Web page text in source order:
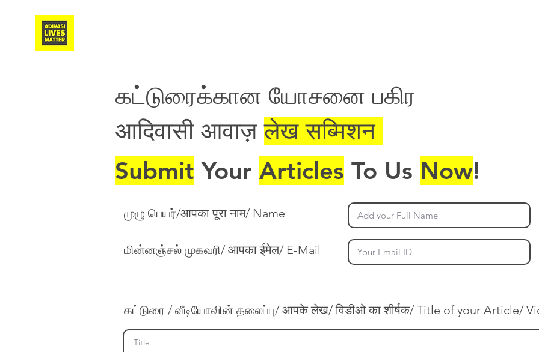
आदिवासी आवाज़लेख सब्मिशन
கட்டுரைக்கான யோசனை பகிர
Submit Your Articles To Us Now!
முழு பெயர்/आपका पूरा नाम/ Name
மின்னஞ்சல் முகவரி/ आपका ईमेल/ E-Mail
கட்டுரை / வீடியோவின் தலைப்பு/ आपके लेख/ विडीओ का शीर्षक/ Title of your Article/